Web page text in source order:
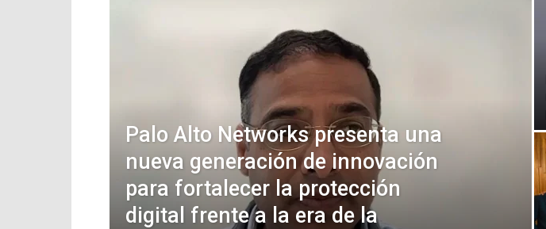
Palo Alto Networks presenta una
nueva generación de innovación
para fortalecer la protección
digital frente a la era de la